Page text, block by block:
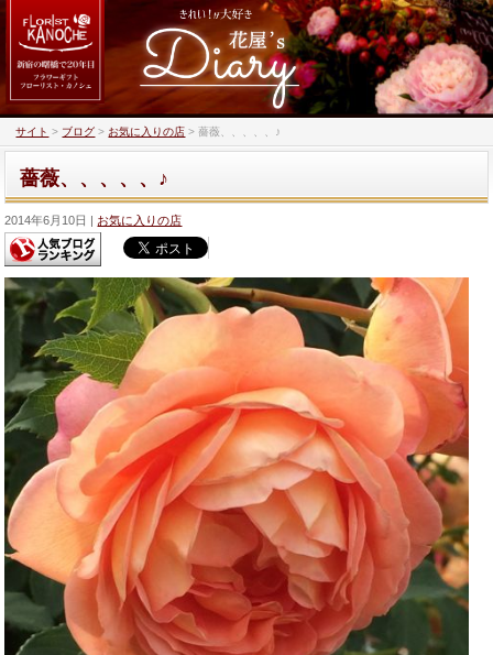
サイト > ブログ >お気に入りの店 >薔薇、、、、、♪
薔薇、、、、、♪
2014年6月10日 お気に入りの店